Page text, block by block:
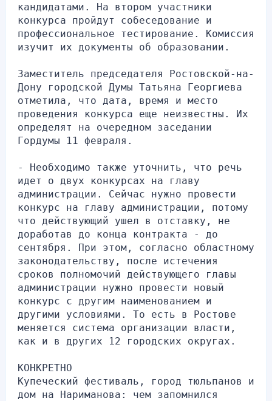
кандидатами. На втором участники
конкурса пройдут собеседование и
профессиональное тестирование. Комиссия
изучит их документы об образовании.
Заместитель председателя Ростовской-на-
Дону городской Думы Татьяна Георгиева
отметила, что дата, время и место
проведения конкурса еще неизвестны. Их
определят на очередном заседании
Гордумы 11 февраля.
- Необходимо также уточнить, что речь
идет о двух конкурсах на главу
администрации. Сейчас нужно провести
конкурс на главу администрации, потому
что действующий ушел в отставку, не
доработав до конца контракта - до
сентября. При этом, согласно областному
законодательству, после истечения
сроков полномочий действующего главы
администрации нужно провести новый
конкурс с другим наименованием и
другими условиями. То есть в Ростове
меняется система организации власти,
как и в других 12 городских округах.
КОНКРЕТНО
Купеческий фестиваль, город тюльпанов и
дом на Нариманова: чем запомнился